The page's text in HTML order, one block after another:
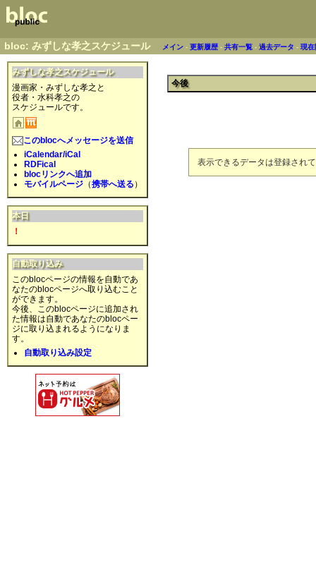
bloc: みずしな孝之スケジュール メイン -更新履歴 -共有一覧 -過去データ -現
みずしな孝之スケジュール
漫画家・みずしな孝之と
役者・水科孝之の
スケジュールです。
このblocへメッセージを送信
iCalendar/iCal
RDFical
blocリンクへ追加
モバイルページ（携帯へ送る ）
本日
！
自動取り込み
このblocページの情報を自動であ
なたのblocページへ取り込むこと
ができます。
今後、このblocページに追加され
た情報は自動であなたのblocペー
ジに取り込まれるようになりま
す。
自動取り込み設定
今後
表示できるデータは登録され